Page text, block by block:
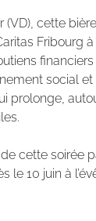
cette
Fribourg
financiers
social
prolonge,
cette soirée
le 10 juin à